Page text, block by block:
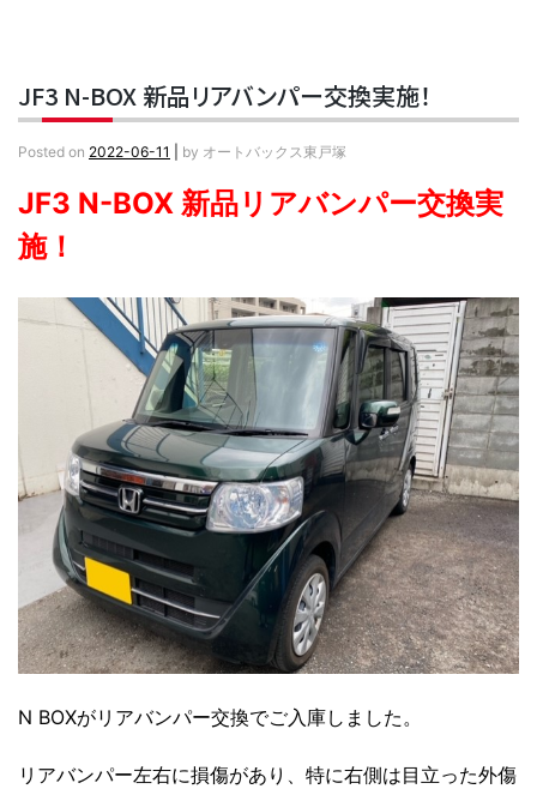
JF3 N-BOX 新品リアバンパー交換実施！
Posted on 2022-06-11 by オートバックス東戸塚
JF3 N-BOX 新品リアバンパー交換実
施！
N BOXがリアバンパー交換でご入庫しました。
リアバンパー左右に損傷があり、特に右側は目立った外傷